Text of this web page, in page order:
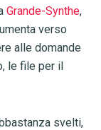
Grande-Synthe,
verso
alle domande
le file per il
svelti,